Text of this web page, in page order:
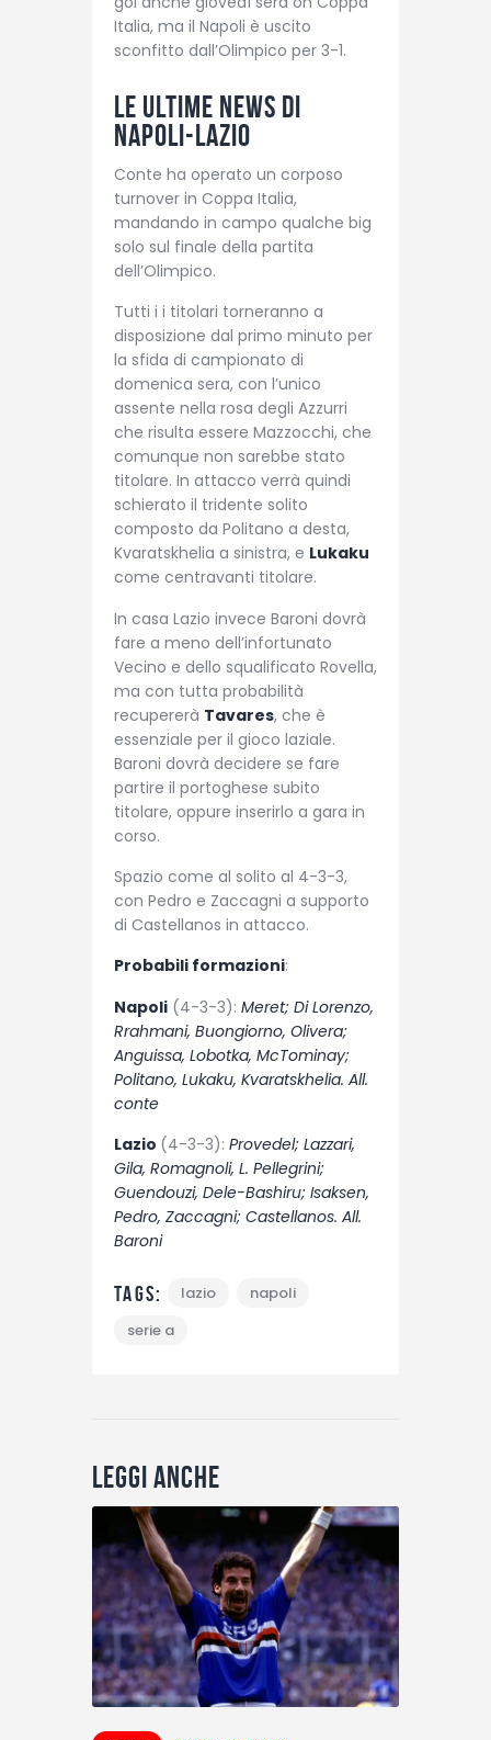
Italia, ma il Napoli è uscito
sconfitto dall’Olimpico per 3-1.
Le ultime news di
Napoli-Lazio
Conte ha operato un corposo
turnover in Coppa Italia,
mandando in campo qualche big
solo sul finale della partita
dell’Olimpico.
Tutti i i titolari torneranno a
disposizione dal primo minuto per
la sfida di campionato di
domenica sera, con l’unico
assente nella rosa degli Azzurri
che risulta essere Mazzocchi, che
comunque non sarebbe stato
titolare. In attacco verrà quindi
schierato il tridente solito
composto da Politano a desta,
Kvaratskhelia a sinistra, e Lukaku
come centravanti titolare.
In casa Lazio invece Baroni dovrà
fare a meno dell’infortunato
Vecino e dello squalificato Rovella,
ma con tutta probabilità
recupererà Tavares, che è
essenziale per il gioco laziale.
Baroni dovrà decidere se fare
partire il portoghese subito
titolare, oppure inserirlo a gara in
corso.
Spazio come al solito al 4-3-3,
con Pedro e Zaccagni a supporto
di Castellanos in attacco.
Probabili formazioni:
Napoli (4-3-3): Meret; Di Lorenzo,
Rrahmani, Buongiorno, Olivera;
Anguissa, Lobotka, McTominay;
Politano, Lukaku, Kvaratskhelia. All.
conte
Lazio (4-3-3): Provedel; Lazzari,
Gila, Romagnoli, L. Pellegrini;
Guendouzi, Dele-Bashiru; Isaksen,
Pedro, Zaccagni; Castellanos. All.
Baroni
Tags: lazio
napoli
serie a
Leggi anche